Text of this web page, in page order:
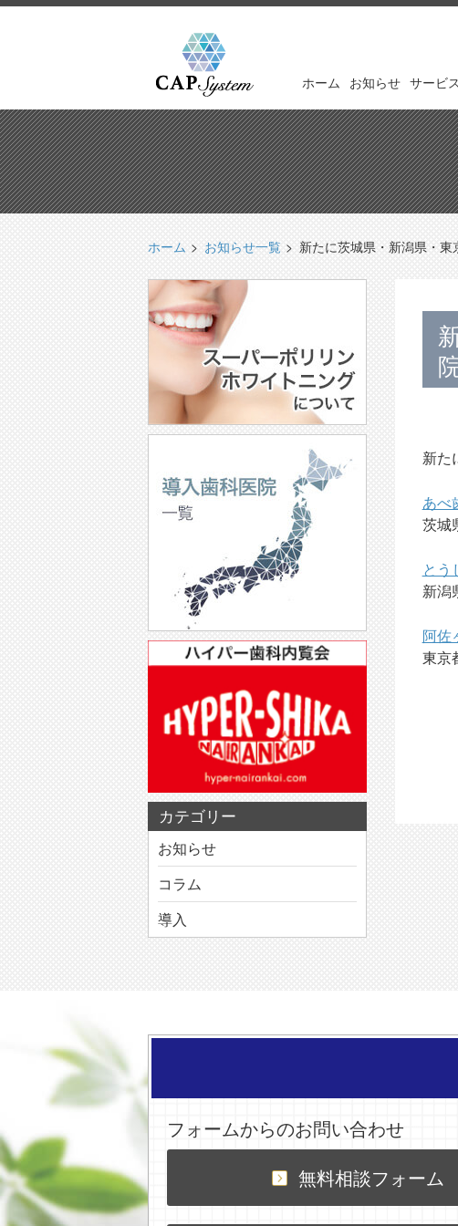
ホーム お知らせ サービ
ホーム お知らせ一覧 新たに茨城県・新潟県・東
新た
あべ
茨城
とう
新潟
阿佐
東京
カテゴリー
お知らせ
コラム
導入
フォームからのお問い合わせ
無料相談フォーム